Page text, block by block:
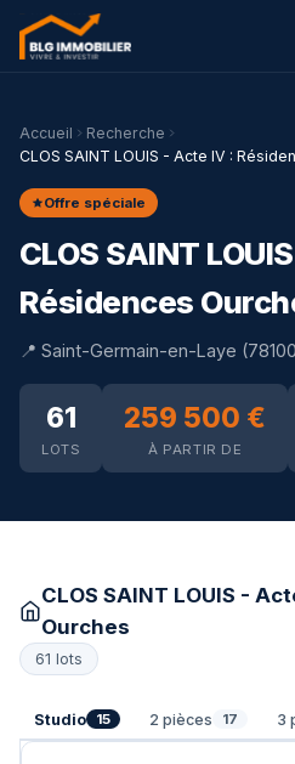
Accueil
Recherche
CLOS SAINT LOUIS - Acte IV :
Offre spéciale
CLOS SAINT
Résidences
📍 Saint-Germain-en-Laye
61
LOTS
259 500 €
À PARTIR DE
CLOS SAINT LOUIS -
Ourches
61 lots
Studio 15 2 pièces 17 3